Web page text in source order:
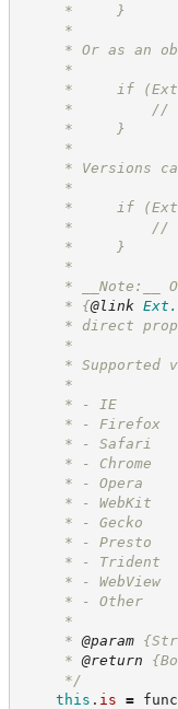
*     }
*
* Or as an
*
*     if
*         //
*     }
*
* Versions can
*
*     if
*         //
*     }
*
* __Note:__
* {@link
* direct
*
* Supported
*
* - IE
* - Firefox
* - Safari
* - Chrome
* - Opera
* - WebKit
* - Gecko
* - Presto
* - Trident
* - WebView
* - Other
*
* @param
* @return
*/
this . is =